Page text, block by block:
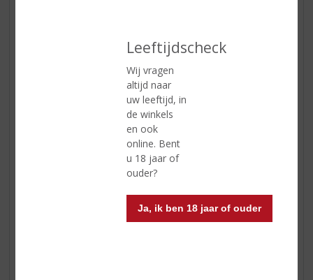
Leeftijdscheck
Wij vragen
altijd naar
uw leeftijd, in
de winkels
en ook
online. Bent
u 18 jaar of
ouder?
Ja, ik ben 18 jaar of ouder
toe aan de shaker